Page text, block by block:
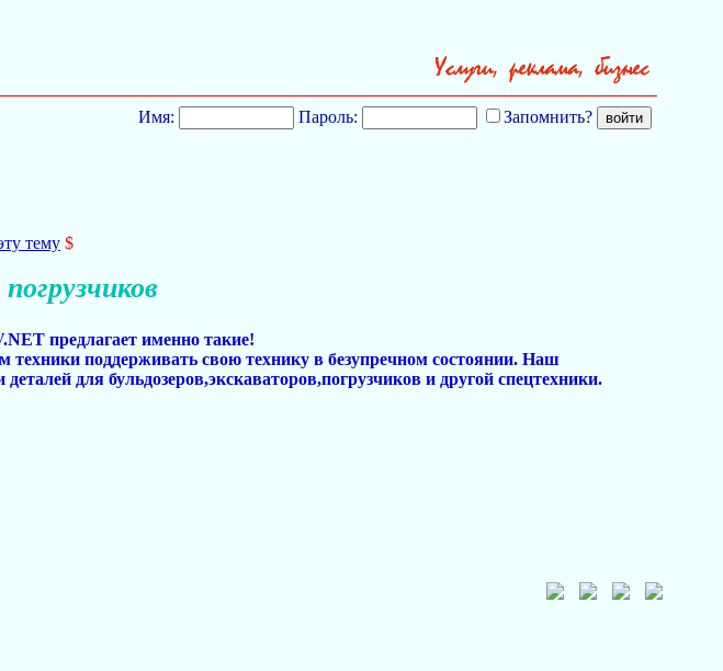
Имя: Пароль: Запомнить?
тему $
предлагает именно такие!
поддерживать свою технику в безупречном состоянии. Наш
для бульдозеров,экскаваторов,погрузчиков и другой спецтехники.